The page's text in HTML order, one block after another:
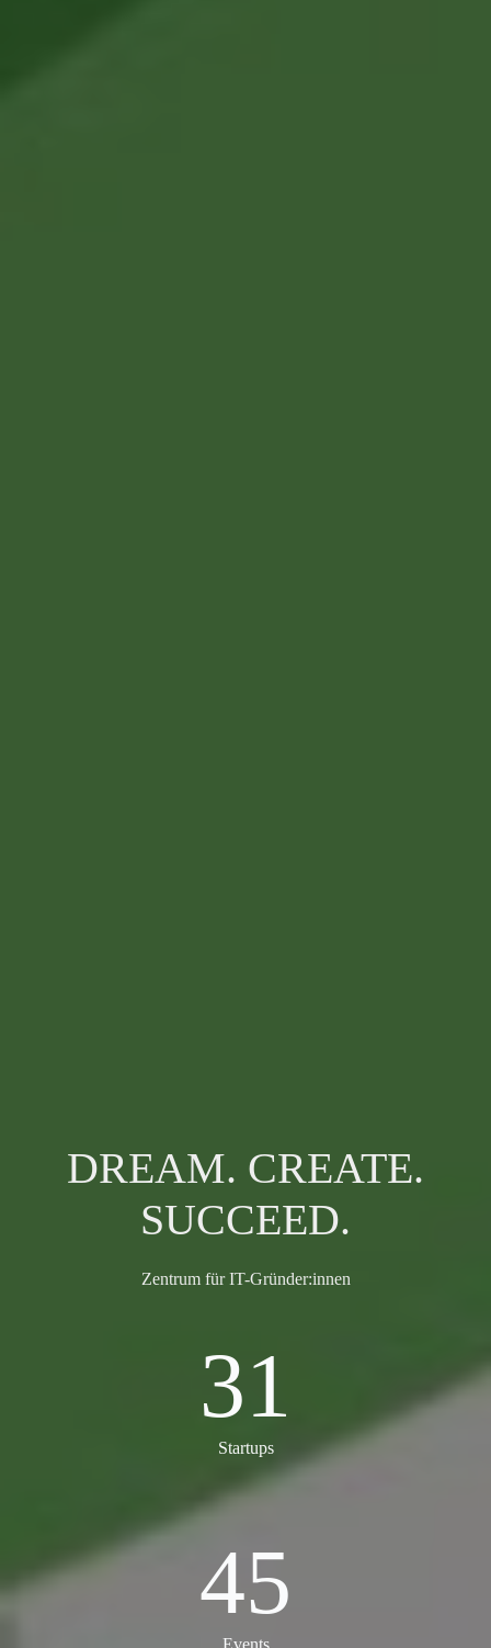
DREAM. CREATE.
SUCCEED.
Zentrum für IT-Gründer:innen
31
Startups
45
Events